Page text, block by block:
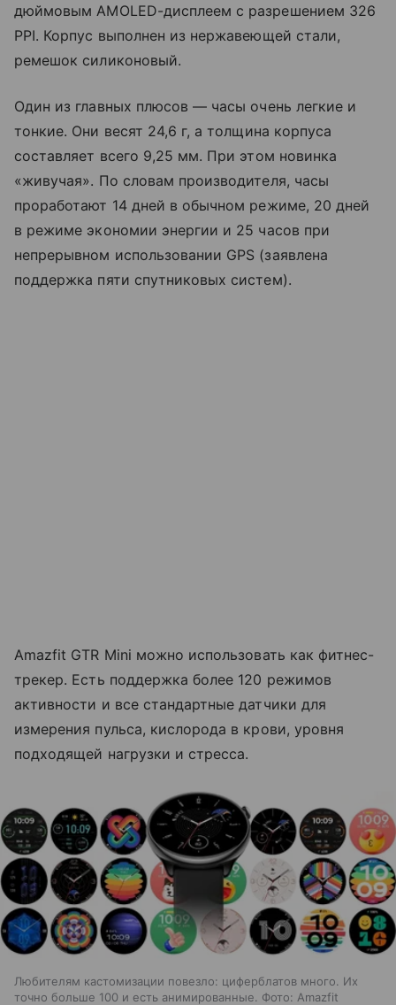
дюймовым AMOLED-дисплеем с разрешением 326
PPI. Корпус выполнен из нержавеющей стали,
ремешок силиконовый.
Один из главных плюсов — часы очень легкие и
тонкие. Они весят 24,6 г, а толщина корпуса
составляет всего 9,25 мм. При этом новинка
«живучая». По словам производителя, часы
проработают 14 дней в обычном режиме, 20 дней
в режиме экономии энергии и 25 часов при
непрерывном использовании GPS (заявлена
поддержка пяти спутниковых систем).
Amazfit GTR Mini можно использовать как фитнес-
трекер. Есть поддержка более 120 режимов
активности и все стандартные датчики для
измерения пульса, кислорода в крови, уровня
подходящей нагрузки и стресса.
Любителям кастомизации повезло: циферблатов много. Их
точно больше 100 и есть анимированные. Фото: Amazfit